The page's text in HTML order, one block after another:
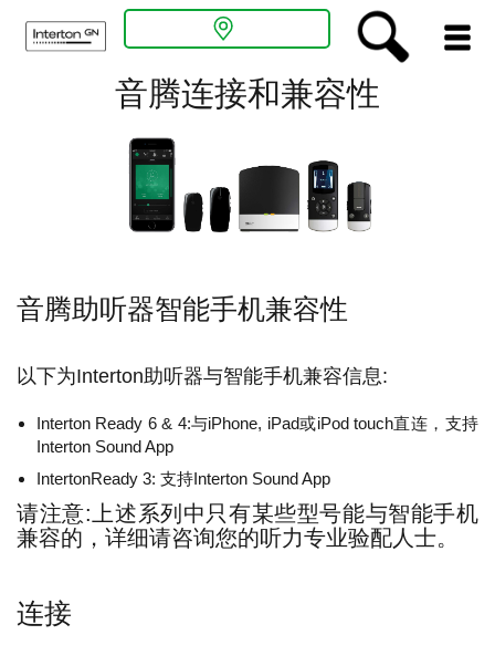
专业人员通道
新闻中心
听力测试
查询身边的门店
验配师通道
音腾连接和兼容性
音腾助听器智能手机兼容性
以下为Interton助听器与智能手机兼容信息:
Interton Ready 6 & 4:与iPhone, iPad或iPod touch直连，支持
Interton Sound App
IntertonReady 3: 支持Interton Sound App
请注意:上述系列中只有某些型号能与智能手机
兼容的，详细请咨询您的听力专业验配人士。
连接